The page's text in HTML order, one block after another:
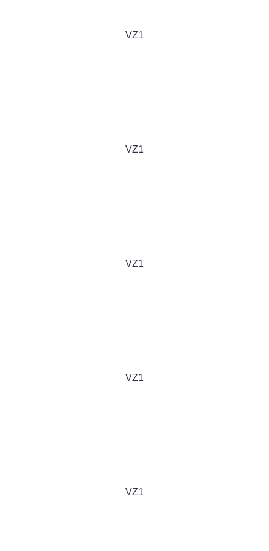
VZ1
VZ1
VZ1
VZ1
VZ1